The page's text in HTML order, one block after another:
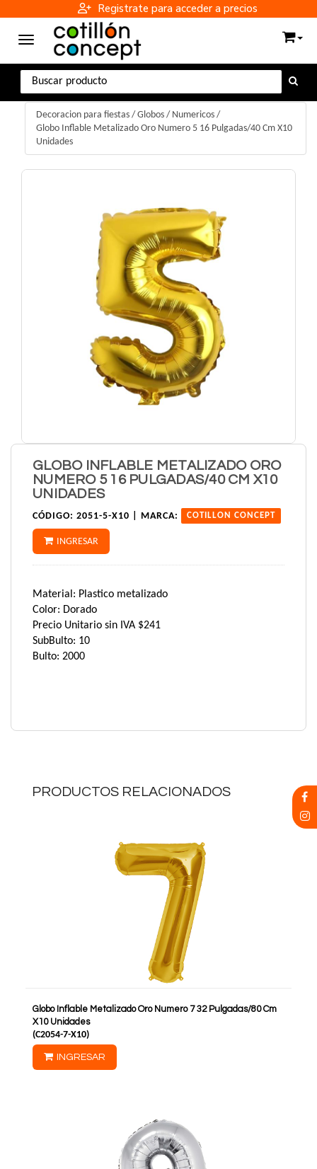
Registrate para acceder a precios
Toggle navigation
Decoracion para fiestas / Globos / Numericos /
Globo Inflable Metalizado Oro Numero 5 16 Pulgadas/40 Cm X10
Unidades
GLOBO INFLABLE METALIZADO ORO
NUMERO 5 16 PULGADAS/40 CM X10
UNIDADES
CÓDIGO: 2051-5-X10 | MARCA: COTILLON CONCEPT
INGRESAR
Material: Plastico metalizado
Color: Dorado
Precio Unitario sin IVA $241
SubBulto: 10
Bulto: 2000
PRODUCTOS RELACIONADOS
Globo Inflable Metalizado Oro Numero 7 32 Pulgadas/80 Cm
X10 Unidades
(C2054-7-X10)
INGRESAR